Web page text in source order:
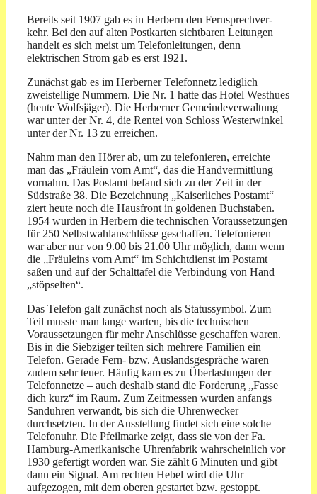
Bereits seit 1907 gab es in Herbern den Fern­sprech­ver­
kehr. Bei den auf alten Postkarten sichtbaren Leitungen
handelt es sich meist um Telefonleitungen, denn
elektrischen Strom gab es erst 1921.
Zunächst gab es im Herberner Telefonnetz lediglich
zweistellige Nummern. Die Nr. 1 hatte das Hotel Westhues
(heute Wolfsjäger). Die Herberner Gemeindeverwaltung
war unter der Nr. 4, die Rentei von Schloss Westerwinkel
unter der Nr. 13 zu erreichen.
Nahm man den Hörer ab, um zu telefonieren, erreichte
man das „Fräu­lein vom Amt“, das die Handvermittlung
vornahm. Das Postamt befand sich zu der Zeit in der
Südstraße 38. Die Bezeichnung „Kaiserliches Postamt“
ziert heute noch die Hausfront in goldenen Buchstaben.
1954 wurden in Herbern die technischen Vorausset­zungen
für 250 Selbstwahlanschlüsse geschaffen. Telefonieren
war aber nur von 9.00 bis 21.00 Uhr möglich, dann wenn
die „Fräuleins vom Amt“ im Schichtdienst im Postamt
saßen und auf der Schalttafel die Verbindung von Hand
„stöpselten“.
Das Telefon galt zunächst noch als Statussymbol. Zum
Teil musste man lange warten, bis die tech­nischen
Voraussetzungen für mehr Anschlüsse geschaffen waren.
Bis in die Siebziger teilten sich mehrere Familien ein
Telefon. Gerade Fern- bzw. Auslands­gespräche waren
zudem sehr teuer. Häufig kam es zu Überlastungen der
Telefonnetze – auch deshalb stand die Forderung „Fasse
dich kurz“ im Raum. Zum Zeitmessen wurden anfangs
Sanduhren verwandt, bis sich die Uhrenwecker
durchsetzten. In der Ausstellung findet sich eine solche
Telefonuhr. Die Pfeilmarke zeigt, dass sie von der Fa.
Hamburg-Amerikanische Uhrenfabrik wahrscheinlich vor
1930 gefertigt worden war. Sie zählt 6 Minuten und gibt
dann ein Signal. Am rechten Hebel wird die Uhr
aufgezogen, mit dem oberen gestartet bzw. gestoppt.